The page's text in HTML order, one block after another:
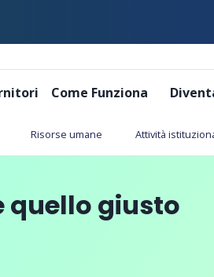
Come Funziona
Risorse umane Attività
quello giusto